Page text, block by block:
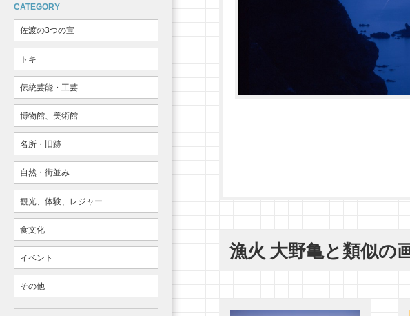
CATEGORY
佐渡の3つの宝
トキ
伝統芸能・工芸
博物館、美術館
名所・旧跡
自然・街並み
観光、体験、レジャー
食文化
イベント
その他
漁火 大野亀と類似の